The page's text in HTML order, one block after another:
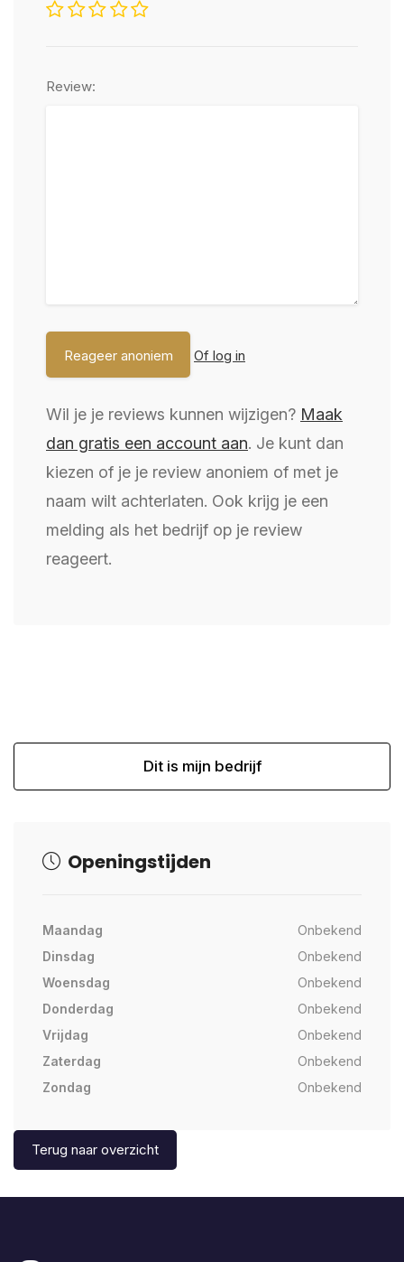
Review:
Of log in
Wil je je reviews kunnen wijzigen? Maak
dan gratis een account aan. Je kunt dan
kiezen of je je review anoniem of met je
naam wilt achterlaten. Ook krijg je een
melding als het bedrijf op je review
reageert.
Dit is mijn bedrijf
Openingstijden
Maandag
Onbekend
Dinsdag
Onbekend
Woensdag
Onbekend
Donderdag
Onbekend
Vrijdag
Onbekend
Zaterdag
Onbekend
Zondag
Onbekend
Terug naar overzicht